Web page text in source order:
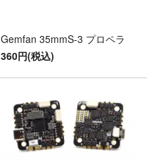
Gemfan 35mmS-3 プロペラ
360円(税込)